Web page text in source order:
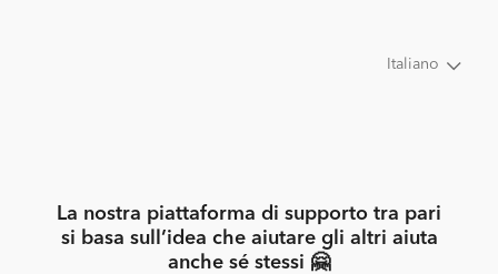
Italiano
La nostra piattaforma di supporto tra pari
si basa sull’idea che aiutare gli altri aiuta
anche sé stessi 🤗